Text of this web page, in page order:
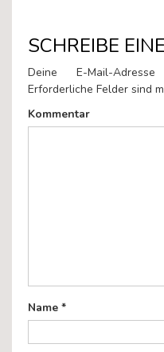
SCHREIBE
Deine E-Mail-
Erforderliche Felder sind
Kommentar
Name *